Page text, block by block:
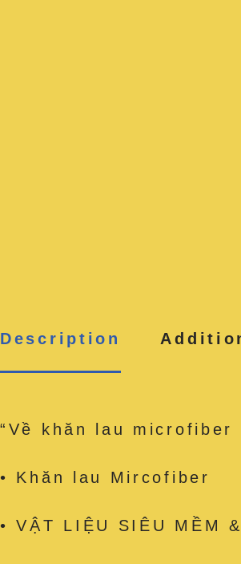
Description
“Về khăn lau microfiber
• Khăn lau Mircofiber
• VẬT LIỆU SIÊU